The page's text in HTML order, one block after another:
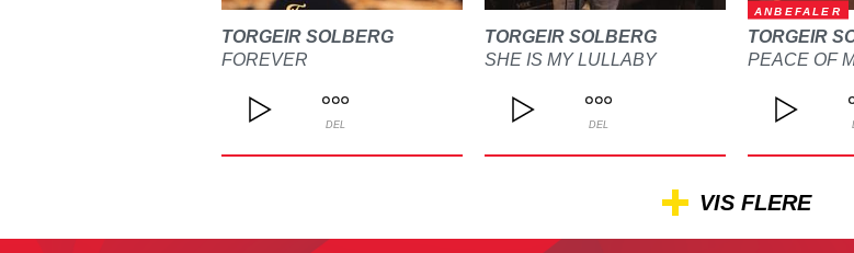
TORGEIR SOLBERG
FOREVER
DEL
TORGEIR SOLBERG
SHE IS MY LULLABY
DEL
ANBEFALER
TORGEIR
PEACE OF
VIS FLERE